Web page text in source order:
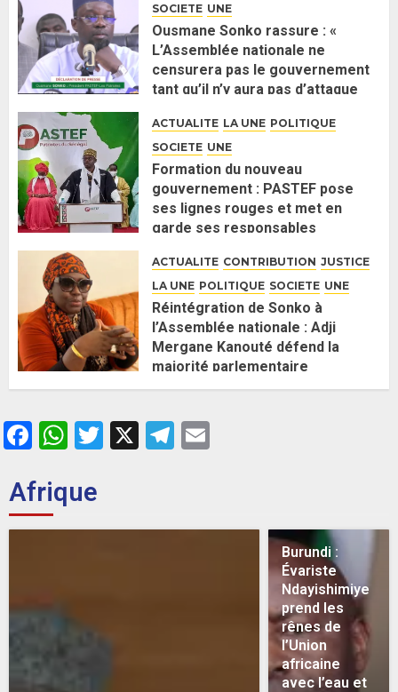
SOCIETE UNE
Ousmane Sonko rassure : «
L’Assemblée nationale ne
censurera pas le gouvernement
tant qu’il n’y aura pas d’attaque
2 JUIN 2026 0
ACTUALITE LA UNE POLITIQUE
SOCIETE UNE
Formation du nouveau
gouvernement : PASTEF pose
ses lignes rouges et met en
garde ses responsables
ACTUALITE CONTRIBUTION JUSTICE
LA UNE POLITIQUE SOCIETE UNE
Réintégration de Sonko à
l’Assemblée nationale : Adji
Mergane Kanouté défend la
majorité parlementaire
26 MAI 2026 0
Facebook
WhatsApp
Twitter
X Telegram
Afrique
Burundi :
Évariste
Ndayishimiye
prend les
rênes de
l’Union
africaine
avec l’eau et